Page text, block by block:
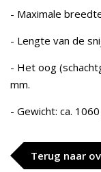
- Maximale
- Lengte van de
- Het oog
mm.
- Gewicht: ca.
Terug naar